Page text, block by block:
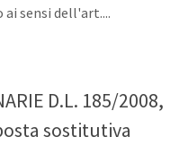
sensi dell'art....
D.L. 185/2008,
sostitutiva